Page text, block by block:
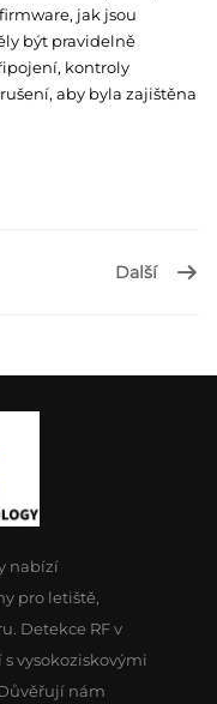
jak jsou
být pravidelně
kontroly
aby byla zajištěna
Další
nabízí
pro letiště,
Detekce RF v
vysokoziskovými
nám